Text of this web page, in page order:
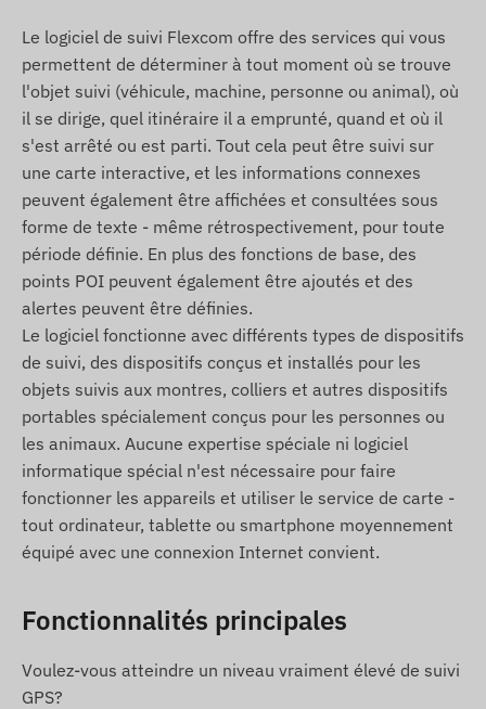
Pour un fonctionnement normal de l'appareil, une
connexion active avec les systemes de satellites
de localisation et les réseaux des opérateurs
mobiles est nécessaire. Ils assurent la collecte et
la transmission des données, ainsi que la
communication avec le téléphone du propriétaire
ou, en cas d'utilisation d'un logiciel de suivi, avec
le systeme central de collecte et de traitement
des données. L'appareil communique via les
réseaux des opérateurs mobiles a l'aide de la
carte SIM (remplaçable) qu'il contient.
Région de fonctionnement
L'appareil est compatible avec les réseaux GSM
des régions suivantes:
4G: Amérique du Nord et du Sud
2G: Amérique du Nord et du Sud, Europe, Asie,
Afrique, Australie
Si vous achetez uniquement l'appareil (sans
abonnement au logiciel), il sera livré avec les
parametres d'usine. Vous devrez vous charger
Le logiciel de suivi Flexcom offre des services qui vous
permettent de déterminer à tout moment où se trouve
l'objet suivi (véhicule, machine, personne ou animal), où
il se dirige, quel itinéraire il a emprunté, quand et où il
s'est arrêté ou est parti. Tout cela peut être suivi sur
une carte interactive, et les informations connexes
peuvent également être affichées et consultées sous
forme de texte - même rétrospectivement, pour toute
période définie. En plus des fonctions de base, des
points POI peuvent également être ajoutés et des
alertes peuvent être définies.
Le logiciel fonctionne avec différents types de dispositifs
de suivi, des dispositifs conçus et installés pour les
objets suivis aux montres, colliers et autres dispositifs
portables spécialement conçus pour les personnes ou
les animaux. Aucune expertise spéciale ni logiciel
informatique spécial n'est nécessaire pour faire
fonctionner les appareils et utiliser le service de carte -
tout ordinateur, tablette ou smartphone moyennement
équipé avec une connexion Internet convient.
Fonctionnalités principales
Voulez-vous atteindre un niveau vraiment élevé de suivi
GPS?